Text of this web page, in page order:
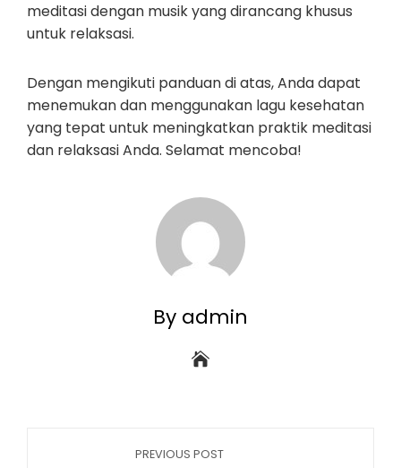
meditasi dengan musik yang dirancang khusus
untuk relaksasi.
Dengan mengikuti panduan di atas, Anda dapat
menemukan dan menggunakan lagu kesehatan
yang tepat untuk meningkatkan praktik meditasi
dan relaksasi Anda. Selamat mencoba!
By admin
PREVIOUS POST